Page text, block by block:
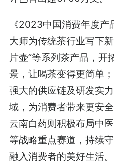
《2023中国消费年度产
大师为传统茶行业写下
片壶”等系列茶产品，开
景，让喝茶变得更简单
强大的供应链及研发实
域，为消费者带来更安
云南白药则积极布局中
等战略重点赛道，持续
融入消费者的美好生活。